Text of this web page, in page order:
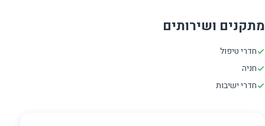
מתקנים ושירותים
חדרי טיפול
חניה
חדרי ישיבות